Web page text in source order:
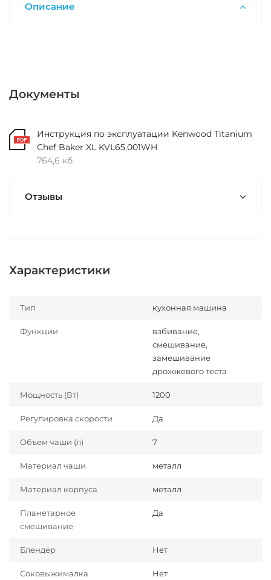
Описание
Документы
Инструкция по эксплуатации Kenwood Titanium
Chef Baker XL KVL65.001WH
764,6 кб
Отзывы
Характеристики
Тип кухонная машина
Функции
взбивание,
смешивание,
замешивание
дрожжевого теста
Мощность (Вт) 1200
Регулировка скорости Да
Объем чаши (л) 7
Материал чаши металл
Материал корпуса металл
Планетарное
смешивание
Да
Блендер Нет
Соковыжималка Нет